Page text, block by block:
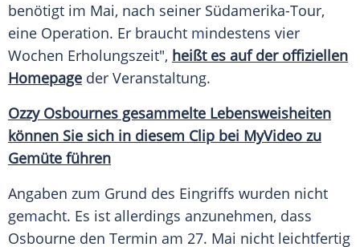
benötigt im Mai, nach seiner Südamerika-Tour,
eine Operation. Er braucht mindestens vier
Wochen Erholungszeit", heißt es auf der offiziellen
Homepage der Veranstaltung.
Ozzy Osbournes gesammelte Lebensweisheiten
können Sie sich in diesem Clip bei MyVideo zu
Gemüte führen
Angaben zum Grund des Eingriffs wurden nicht
gemacht. Es ist allerdings anzunehmen, dass
Osbourne den Termin am 27. Mai nicht leichtfertig